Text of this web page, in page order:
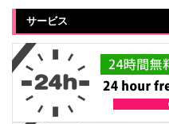
サービス